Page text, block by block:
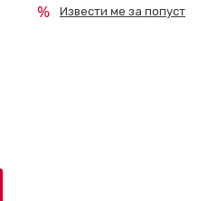
Извести ме за попуст